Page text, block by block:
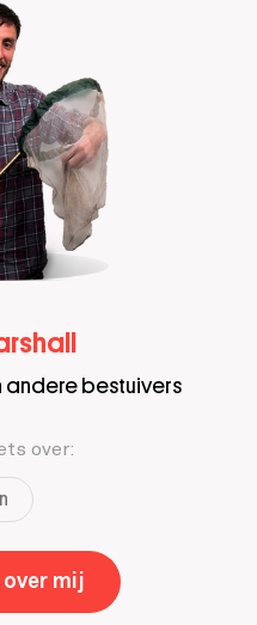
andere bestuivers
over:
over mij Leon Marshall